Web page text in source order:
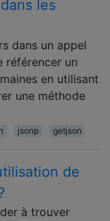
les
dans un appel
référencer un
en utilisant
une méthode
jsonp getjson
de
à trouver